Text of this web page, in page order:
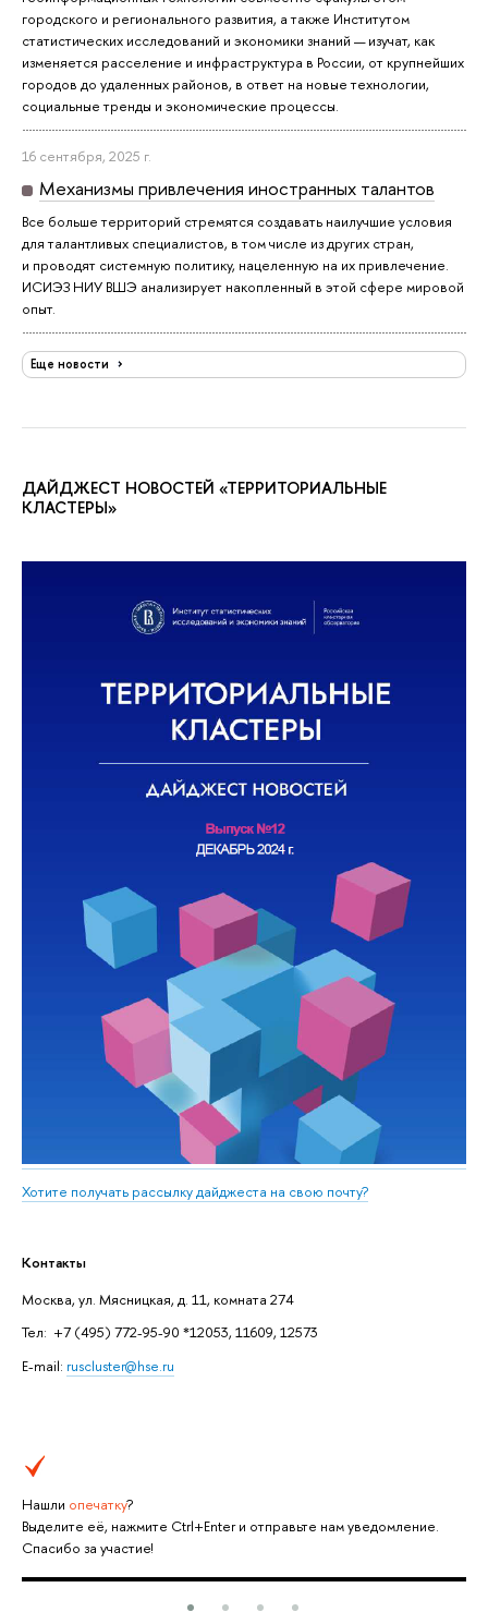
городского и регионального развития, а также Институтом
статистических исследований и экономики знаний — изучат, как
изменяется расселение и инфраструктура в России, от крупнейших
городов до удаленных районов, в ответ на новые технологии,
социальные тренды и экономические процессы.
16 сентября, 2025 г.
Механизмы привлечения иностранных талантов
Все больше территорий стремятся создавать наилучшие условия
для талантливых специалистов, в том числе из других стран,
и проводят системную политику, нацеленную на их привлечение.
ИСИЭЗ НИУ ВШЭ анализирует накопленный в этой сфере мировой
опыт.
Еще новости
ДАЙДЖЕСТ НОВОСТЕЙ «ТЕРРИТОРИАЛЬНЫЕ
КЛАСТЕРЫ»
Хотите получать рассылку дайджеста на свою почту?
Контакты
Москва, ул. Мясницкая, д. 11, комната 274
Тел: +7 (495) 772-95-90 *12053, 11609, 12573
E-mail: ruscluster@hse.ru
Нашли опечатку?
Выделите её, нажмите Ctrl+Enter и отправьте нам уведомление.
Спасибо за участие!